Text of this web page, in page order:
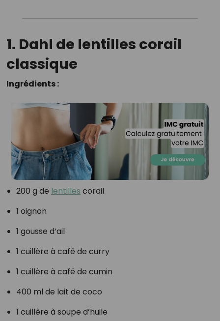
1. Dahl de lentilles corail
classique
Ingrédients :
200 g de lentilles corail
1 oignon
1 gousse d’ail
1 cuillère à café de curry
1 cuillère à café de cumin
400 ml de lait de coco
1 cuillère à soupe d’huile